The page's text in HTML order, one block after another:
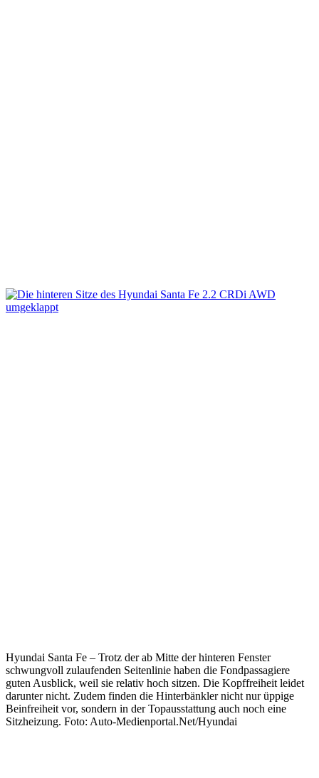
Hyundai Santa Fe – Trotz der ab Mitte der hinteren Fenster
schwungvoll zulaufenden Seitenlinie haben die Fondpassagiere
guten Ausblick, weil sie relativ hoch sitzen. Die Kopffreiheit leidet
darunter nicht. Zudem finden die Hinterbänkler nicht nur üppige
Beinfreiheit vor, sondern in der Topausstattung auch noch eine
Sitzheizung. Foto: Auto-Medienportal.Net/Hyundai